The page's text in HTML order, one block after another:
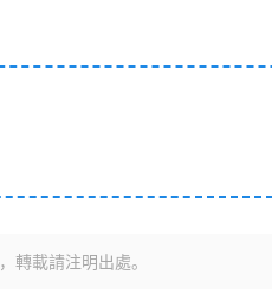
，轉載請注明出處。